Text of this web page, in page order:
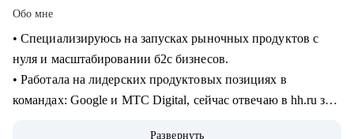
Обо мне
• Специализируюсь на запусках рыночных продуктов с
нуля и масштабировании б2с бизнесов.
• Работала на лидерских продуктовых позициях в
командах: Google и МТС Digital, сейчас отвечаю в hh.ru за
Развернуть